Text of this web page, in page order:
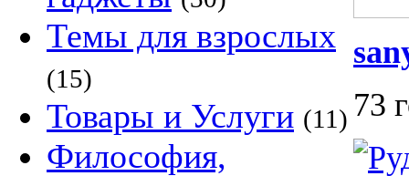
Темы для взрослых
(15)
Товары и Услуги (11)
Философия,
73